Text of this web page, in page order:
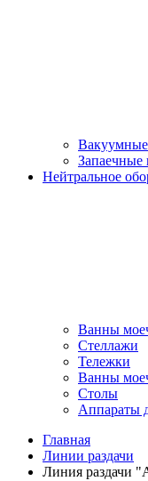
Нейтральное
Ванны
Стеллажи
Тележки
Ванны
Столы
Аппараты
Главная
Линии раздачи
Линия раздачи